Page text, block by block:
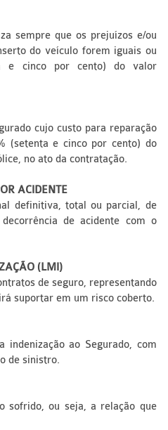
sempre que os prejuízos e/ou
do veículo forem iguais ou
e cinco por cento) do valor
cujo custo para reparação
(setenta e cinco por cento) do
no ato da contratação.
ACIDENTE
definitiva, total ou parcial, de
de acidente com o
(LMI)
de seguro, representando
suportar em um risco coberto.
indenização ao Segurado, com
de sinistro.
sofrido, ou seja, a relação que